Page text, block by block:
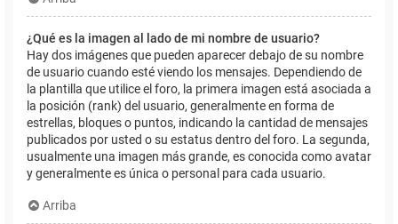
¿Qué es la imagen al lado de mi nombre de usuario?
Hay dos imágenes que pueden aparecer debajo de su nombre
de usuario cuando esté viendo los mensajes. Dependiendo de
la plantilla que utilice el foro, la primera imagen está asociada a
la posición (rank) del usuario, generalmente en forma de
estrellas, bloques o puntos, indicando la cantidad de mensajes
publicados por usted o su estatus dentro del foro. La segunda,
usualmente una imagen más grande, es conocida como avatar
y generalmente es única o personal para cada usuario.
Arriba